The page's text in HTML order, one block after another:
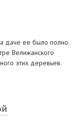
даче ее было полно.
Велижанского
этих деревьев.